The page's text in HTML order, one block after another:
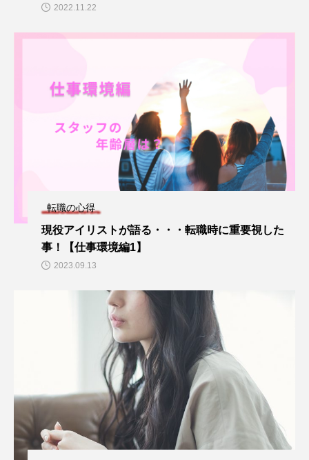
2022.11.22
転職の心得
現役アイリストが語る・・・転職時に重要視した
事！【仕事環境編1】
2023.09.13